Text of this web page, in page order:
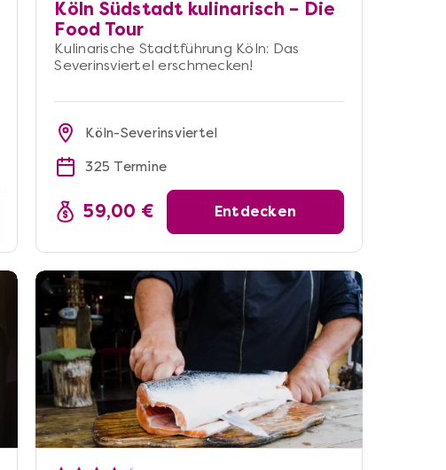
Köln Südstadt kulinarisch – Die
Food Tour
Kulinarische Stadtführung Köln: Das
Severinsviertel erschmecken!
Köln-Severinsviertel
325 Termine
59,00 € Entdecken